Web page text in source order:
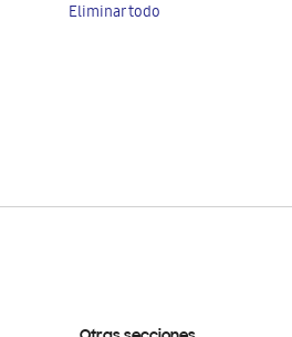
artículo
Eliminar todo